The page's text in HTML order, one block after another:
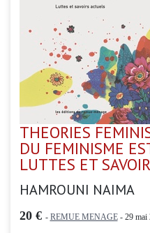
THEORIES
DU FEMINISME
LUTTES ET
HAMROUNI NAIMA
20 € - REMUE MENAGE- 29 mai